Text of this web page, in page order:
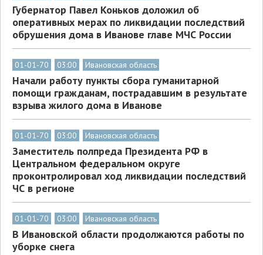
Губернатор Павел Коньков доложил об
оперативных мерах по ликвидации последствий
обрушения дома в Иванове главе МЧС России
01-01-70 03:00 Ивановская область
Начали работу пункты сбора гуманитарной
помощи гражданам, пострадавшим в результате
взрыва жилого дома в Иванове
01-01-70 03:00 Ивановская область
Заместитель полпреда Президента РФ в
Центральном федеральном округе
проконтролировал ход ликвидации последствий
ЧС в регионе
01-01-70 03:00 Ивановская область
В Ивановской области продолжаются работы по
уборке снега